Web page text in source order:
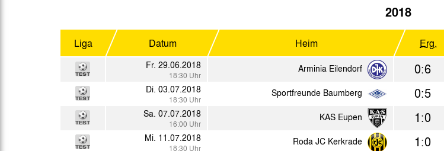
2018
Liga Datum Heim Erg.
Fr. 29.06.2018
18:30 Uhr
Arminia Eilendorf 0:6
Di. 03.07.2018
18:30 Uhr
Sportfreunde Baumberg 0:5
Sa. 07.07.2018
16:00 Uhr
KAS Eupen 1:0
Mi. 11.07.2018
18:30 Uhr
Roda JC Kerkrade 1:0